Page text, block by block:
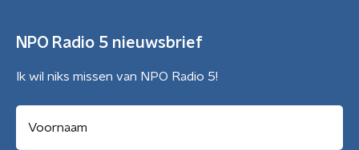
NPO Radio 5 nieuwsbrief
Ik wil niks missen van NPO Radio 5!